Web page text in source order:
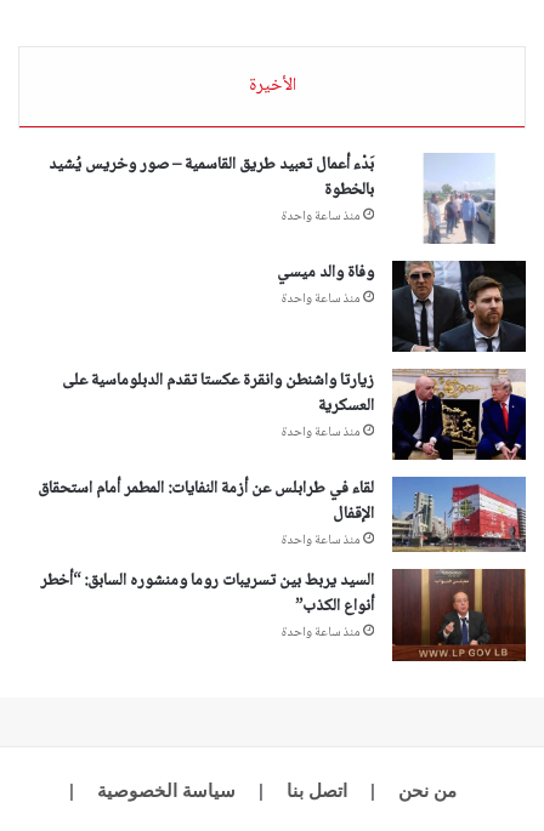
الأخيرة
بَدْء أعمال تعبيد طريق القاسمية – صور وخريس يُشيد
بالخطوة
منذ ساعة واحدة
وفاة والد ميسي
منذ ساعة واحدة
زيارتا واشنطن وانقرة عكستا تقدم الدبلوماسية على
العسكرية
منذ ساعة واحدة
لقاء في طرابلس عن أزمة النفايات: المطمر أمام استحقاق
الإقفال
منذ ساعة واحدة
السيد يربط بين تسريبات روما ومنشوره السابق: “أخطر
أنواع الكذب”
منذ ساعة واحدة
من نحن | اتصل بنا | سياسة الخصوصية |